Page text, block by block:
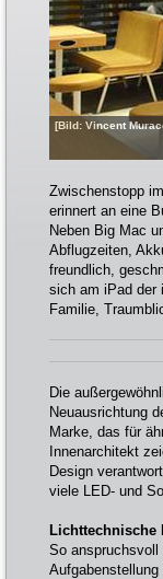
[Bild: Vincent
Zwischenstopp
erinnert an eine
Neben Big Mac
Abflugzeiten,
freundlich,
sich am iPad der
Familie,
Die
Neuausrichtung
Marke, das für
Innenarchitekt
Design
viele LED- und
Lichttechnische
So